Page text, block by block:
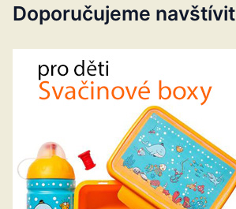
Doporučujeme navštívit